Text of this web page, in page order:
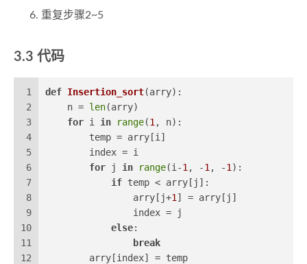
重复步骤2~5
代码
1
2
3
4
5
6
7
8
9
10
11
12
def Insertion_sort(arry):
    n =
len(arry)
for i in range(1 , n):
        temp = arry[i]
        index = i
for j in range(i-1 , -1 , -1 ):
if temp < arry[j]:
                arry[j+
1 ] = arry[j]
                index = j
else:
break
        arry[index] = temp